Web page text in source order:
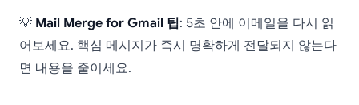
💡 Mail Merge for Gmail 팁: 5초 안에 이메일을 다시 읽
어보세요. 핵심 메시지가 즉시 명확하게 전달되지 않는다
면 내용을 줄이세요.